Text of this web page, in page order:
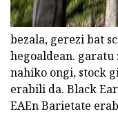
bezala, gerezi bat
hegoaldean.
nahiko ongi, stock
erabili da. Black
EAEn Barietate